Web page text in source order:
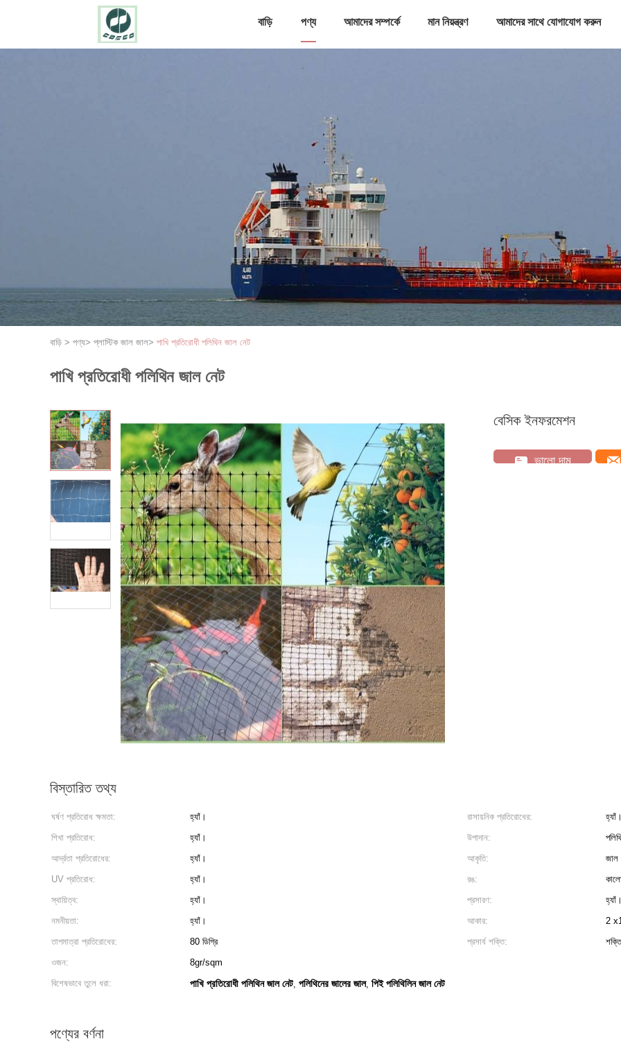
বাড়ি পণ্য আমাদের সম্পর্কে মান নিয়ন্ত্রণ আমাদের সাথে যোগাযোগ করুন
বাড়ি > পণ্য> প্লাস্টিক জাল জাল> পাখি প্রতিরোধী পলিথিন জাল নেট
পাখি প্রতিরোধী পলিথিন জাল নেট
বেসিক ইনফরমেশন
ভালো দাম
বিস্তারিত তথ্য
ঘর্ষণ প্রতিরোধ ক্ষমতা: হ্যাঁ। রাসায়নিক প্রতিরোধের:
হ্যাঁ।
শিখা প্রতিরোধ:
হ্যাঁ। উপাদান:
আর্দ্রতা প্রতিরোধের:
হ্যাঁ। আকৃতি:
জাল
UV প্রতিরোধ:
হ্যাঁ। রঙ:
স্থায়িত্ব:
হ্যাঁ। প্রসারণ:
হ্যাঁ।
নমনীয়তা:
হ্যাঁ। আকার:
2
তাপমাত্রা প্রতিরোধের:
80 ডিগ্রি প্রসার্য শক্তি:
ওজন:
8gr/sqm
বিশেষভাবে তুলে ধরা:
পাখি প্রতিরোধী পলিথিন জাল নেট, পলিথিনের জালের জাল, পিই পলিথিলিন জাল নেট
পণ্যের বর্ণনা